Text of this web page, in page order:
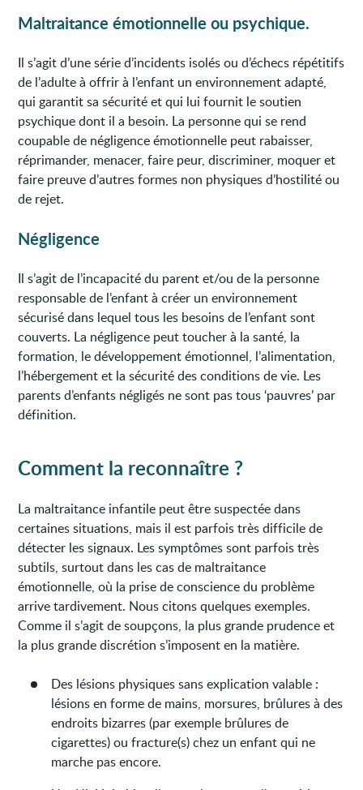
Maltraitance émotionnelle ou psychique.
Il s’agit d’une série d’incidents isolés ou d’échecs répétitifs
de l’adulte à offrir à l’enfant un environnement adapté,
qui garantit sa sécurité et qui lui fournit le soutien
psychique dont il a besoin. La personne qui se rend
coupable de négligence émotionnelle peut rabaisser,
réprimander, menacer, faire peur, discriminer, moquer et
faire preuve d’autres formes non physiques d’hostilité ou
de rejet.
Négligence
Il s’agit de l’incapacité du parent et/ou de la personne
responsable de l’enfant à créer un environnement
sécurisé dans lequel tous les besoins de l’enfant sont
couverts. La négligence peut toucher à la santé, la
formation, le développement émotionnel, l’alimentation,
l’hébergement et la sécurité des conditions de vie. Les
parents d’enfants négligés ne sont pas tous ‘pauvres’ par
définition.
Comment la reconnaître ?
La maltraitance infantile peut être suspectée dans
certaines situations, mais il est parfois très difficile de
détecter les signaux. Les symptômes sont parfois très
subtils, surtout dans les cas de maltraitance
émotionnelle, où la prise de conscience du problème
arrive tardivement. Nous citons quelques exemples.
Comme il s’agit de soupçons, la plus grande prudence et
la plus grande discrétion s’imposent en la matière.
Des lésions physiques sans explication valable :
lésions en forme de mains, morsures, brûlures à des
endroits bizarres (par exemple brûlures de
cigarettes) ou fracture(s) chez un enfant qui ne
marche pas encore.